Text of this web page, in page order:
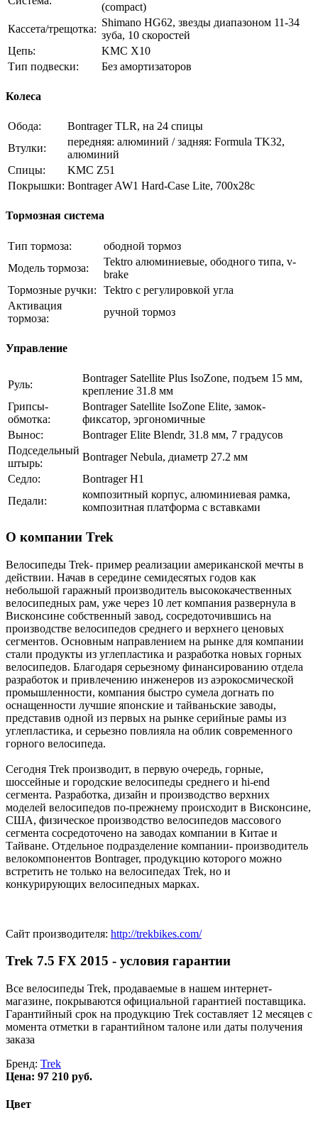
(compact)
Кассета/трещотка:
Shimano HG62, звезды диапазоном 11-34
зуба, 10 скоростей
Цепь:
KMC X10
Тип подвески:
Без амортизаторов
Колеса
Обода:
Bontrager TLR, на 24 спицы
Втулки:
передняя: алюминий / задняя: Formula TK32,
алюминий
Спицы:
KMC Z51
Покрышки: Bontrager AW1 Hard-Case Lite, 700x28c
Тормозная система
Тип тормоза:
ободной тормоз
Модель тормоза:
Tektro алюминиевые, ободного типа, v-
brake
Тормозные ручки:
Tektro с регулировкой угла
Активация
тормоза:
ручной тормоз
Управление
Руль:
Bontrager Satellite Plus IsoZone, подъем 15 мм,
крепление 31.8 мм
Грипсы-
обмотка:
Bontrager Satellite IsoZone Elite, замок-
фиксатор, эргономичные
Вынос:
Bontrager Elite Blendr, 31.8 мм, 7 градусов
Подседельный
штырь:
Bontrager Nebula, диаметр 27.2 мм
Седло:
Bontrager H1
Педали:
композитный корпус, алюминиевая рамка,
композитная платформа с вставками
О компании Trek
Велосипеды Trek- пример реализации американской мечты в
действии. Начав в середине семидесятых годов как
небольшой гаражный производитель высококачественных
велосипедных рам, уже через 10 лет компания развернула в
Висконсине собственный завод, сосредоточившись на
производстве велосипедов среднего и верхнего ценовых
сегментов. Основным направлением на рынке для компании
стали продукты из углепластика и разработка новых горных
велосипедов. Благодаря серьезному финансированию отдела
разработок и привлечению инженеров из аэрокосмической
промышленности, компания быстро сумела догнать по
оснащенности лучшие японские и тайваньские заводы,
представив одной из первых на рынке серийные рамы из
углепластика, и серьезно повлияла на облик современного
горного велосипеда.
Сегодня Trek производит, в первую очередь, горные,
шоссейные и городские велосипеды среднего и hi-end
сегмента. Разработка, дизайн и производство верхних
моделей велосипедов по-прежнему происходит в Висконсине,
США, физическое производство велосипедов массового
сегмента сосредоточено на заводах компании в Китае и
Тайване. Отдельное подразделение компании- производитель
велокомпонентов Bontrager, продукцию которого можно
встретить не только на велосипедах Trek, но и
конкурирующих велосипедных марках.
Сайт производителя: http://trekbikes.com/
Trek 7.5 FX 2015 - условия гарантии
Все велосипеды Trek, продаваемые в нашем интернет-
магазине, покрываются официальной гарантией поставщика.
Гарантийный срок на продукцию Trek составляет 12 месяцев с
момента отметки в гарантийном талоне или даты получения
заказа
Бренд: Trek
Цена: 97 210 руб.
Цвет